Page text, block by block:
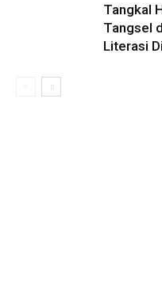
Tangkal
Tangsel
Literasi